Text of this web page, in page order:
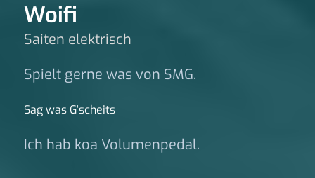
Woifi
Saiten elektrisch
Spielt gerne was von SMG.
Sag was G‘scheits
Ich hab koa Volumenpedal.